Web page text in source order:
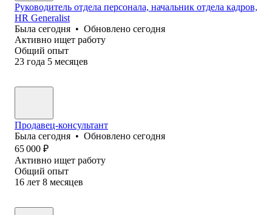
Руководитель отдела персонала, начальник отдела кадров,
HR Generalist
Была сегодня • Обновлено сегодня
Активно ищет работу
Общий опыт
23 года 5 месяцев
Продавец-консультант
Была сегодня • Обновлено сегодня
65 000 ₽
Активно ищет работу
Общий опыт
16 лет 8 месяцев